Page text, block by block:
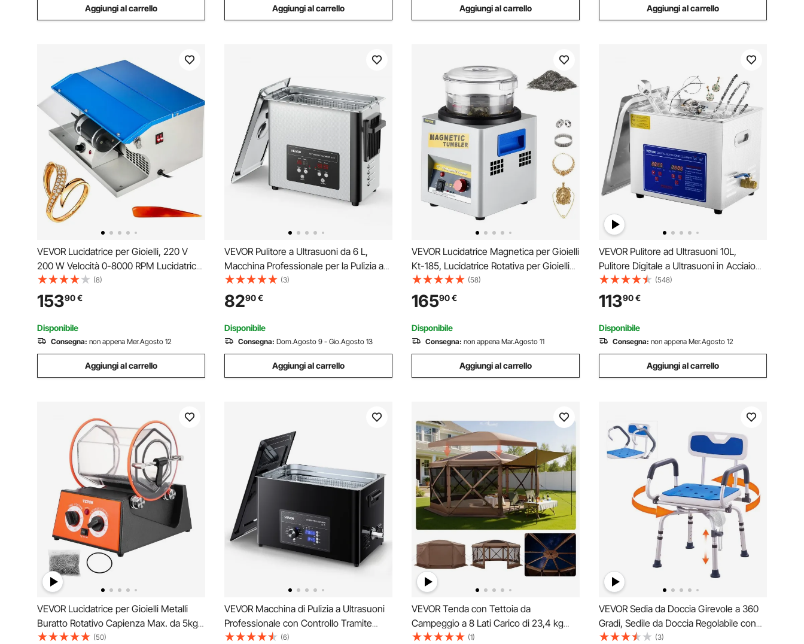
Aggiungi al carrello Aggiungi al carrello Aggiungi al carrello Aggiungi al carrello
VEVOR Lucidatrice per Gioielli, 220 V
200 W Velocità 0-8000 RPM Lucidatrice
per Polveri, Lucidatore da Banco a
Velocità Variabile per Gioielli Lucidati,
Alluminio, Cromo, Materiali Dentali
Acrilici
(8)
15390€
Disponibile
Consegna: non appena Mer.Agosto 12
Aggiungi al carrello
VEVOR Pulitore a Ultrasuoni da 6 L,
Macchina Professionale per la Pulizia a
Ultrasuoni, con Cestello di Pulizia e
Schermo Digitale, in Acciaio Inox da 120
W e 40 kHz per Orologi, Rasoi, Gioielli
(3)
8290€
Disponibile
Consegna: Dom.Agosto 9 - Gio.Agosto 13
Aggiungi al carrello
VEVOR Lucidatrice Magnetica per Gioielli
Kt-185, Lucidatrice Rotativa per Gioielli
180mm, Lucidatrice Professionale a
Tamburo Rotante con Rotazione
Bidirezionale 2000 RPM, per Metallo
Leggero
(58)
16590€
Disponibile
Consegna: non appena Mar.Agosto 11
Aggiungi al carrello
VEVOR Pulitore ad Ultrasuoni 10L,
Pulitore Digitale a Ultrasuoni in Acciaio
Inox Portatile e Professionale per
Occhiali, Gioielli, Monete, Pulizia Digitale
di Gioielli per Uso Domestico
Commerciale
(548)
11390€
Disponibile
Consegna: non appena Mer.Agosto 12
Aggiungi al carrello
VEVOR Lucidatrice per Gioielli Metalli
Buratto Rotativo Capienza Max. da 5kg
per Uso Domestico Fai-da-te,
(50)
VEVOR Macchina di Pulizia a Ultrasuoni
Professionale con Controllo Tramite
Manopola Rotante, Capacita di 30 L con
(6)
VEVOR Tenda con Tettoia da
Campeggio a 8 Lati Carico di 23,4 kg
con Parte Superiore Rimovibile e Borsa
(1)
VEVOR Sedia da Doccia Girevole a 360
Gradi, Sedile da Doccia Regolabile con
Bracci Girevoli per Vasche Interne, per
(3)